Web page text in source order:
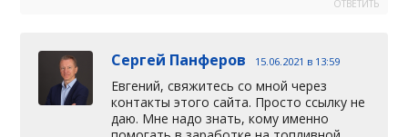
ОТВЕТИТЬ
Сергей Панферов 15.06.2021 в 13:59
Евгений, свяжитесь со мной через
контакты этого сайта. Просто ссылку не
даю. Мне надо знать, кому именно